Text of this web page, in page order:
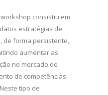
consistiu em
estratégias de
de forma persistente,
aumentar as
no mercado de
de competências
tipo de